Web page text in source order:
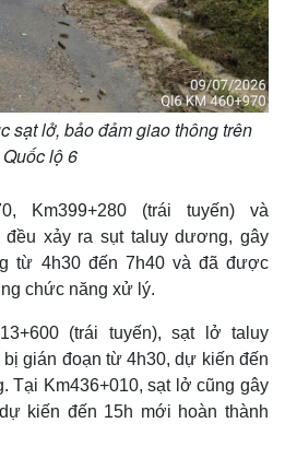
Multimedia
Video
Ảnh
E-Magazine
sạt lở, bảo đảm giao thông trên
Quốc lộ 6
Km399+280 (trái tuyến) và
đều xảy ra sụt taluy dương, gây
từ 4h30 đến 7h40 và đã được
chức năng xử lý.
(trái tuyến), sạt lở taluy
gián đoạn từ 4h30, dự kiến đến
Tại Km436+010, sạt lở cũng gây
kiến đến 15h mới hoàn thành